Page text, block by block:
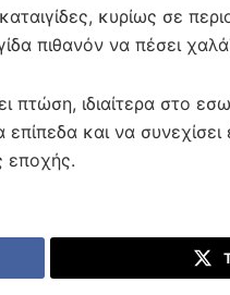
κυρίως σε
πιθανόν να πέσει
ιδιαίτερα στο
και να
εποχής.